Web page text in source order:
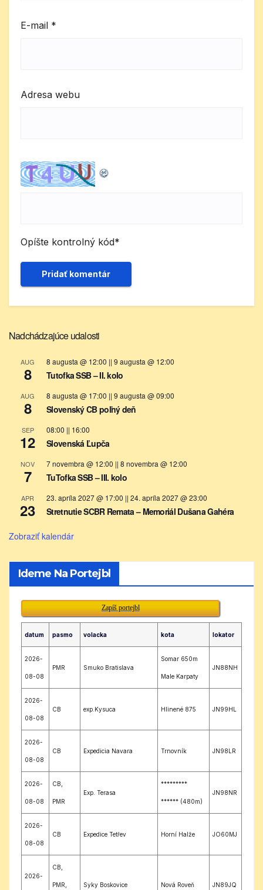
E-mail *
Adresa webu
Opíšte kontrolný kód*
Nadchádzajúce udalosti
AUG
8
8 augusta @ 12:00 || 9 augusta @ 12:00
Tutofka SSB – II. kolo
AUG
8
8 augusta @ 17:00 || 9 augusta @ 09:00
Slovenský CB poľný deň
SEP
12
08:00 || 16:00
Slovenská Ľupča
NOV
7
7 novembra @ 12:00 || 8 novembra @ 12:00
TuTofka SSB – III. kolo
APR
23
23. apríla 2027 @ 17:00 || 24. apríla 2027 @ 23:00
Stretnutie SCBR Remata – Memoriál Dušana Gahéra
Zobraziť kalendár
Ideme Na Portejbl
Zapíš portejbl
datum pasmo volacka kota lokator
2026-
08-08
PMR Smuko Bratislava
Somar 650m
Male Karpaty
JN88NH
2026-
08-08
CB exp.Kysuca Hlinené 875 JN99HL
2026-
08-08
CB Expedicia Navara Trnovník JN98LR
2026-
08-08
CB,
PMR
Exp. Terasa
*********
****** (480m)
JN98NR
2026-
08-08
CB Expedice Tetřev Horní Halže JO60MJ
2026-
CB,
PMR, Syky Boskovice Nová Roveň JN89JQ